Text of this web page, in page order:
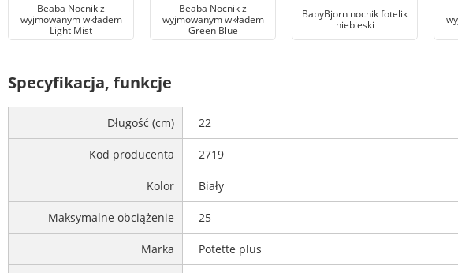
Beaba Nocnik z
wyjmowanym wkładem
Light Mist
Beaba Nocnik z
wyjmowanym wkładem
Green Blue
BabyBjorn nocnik fotelik
niebieski
Specyfikacja, funkcje
Długość (cm) 22
Kod producenta 2719
Kolor Biały
Maksymalne obciążenie 25
Marka Potette plus